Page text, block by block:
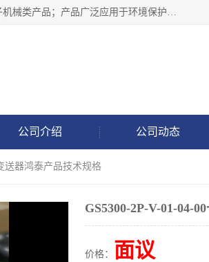
北京鸿泰顺达科技有限公司主要经营电子产品、机械设备、通讯设备、五金、交电等电子机械类产品；产品广泛应用于环境保护、石油化工、电力电子、冶金建筑、煤炭、农业、卫生防疫、教育科研等行业。并成功的与各地环境监测站、污水处理厂、卷烟厂、电厂、高校、科学院所、卫生防疫部门、煤矿、石化厂等用户建立了密切的合作关系。
公司介绍 公司动态
送器鸿泰产品技术规格
GS5300-2P-V-01-04-
价格： 面议